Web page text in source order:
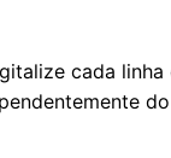
cada